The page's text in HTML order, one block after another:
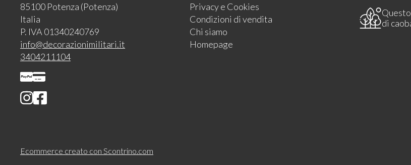
85100 Potenza (Potenza)
Italia
P. IVA 01340240769
info@decorazionimilitari.it
3404211104
Privacy e Cookies
Condizioni di vendita
Chi siamo
Homepage
di
Ecommerce creato con Scontrino.com